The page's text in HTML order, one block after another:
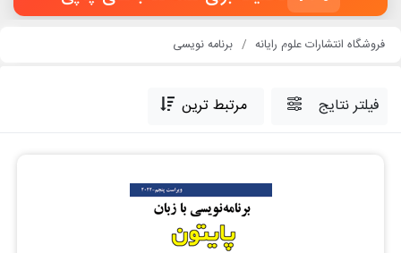
فروشگاه انتشارات علوم رایانه برنامه نویسی
فیلتر نتایج